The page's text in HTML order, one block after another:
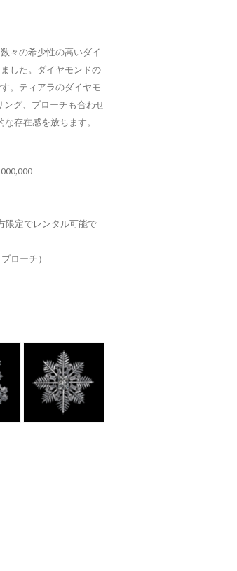
々の希少性の高いダイ
した。ダイヤモンドの
。ティアラのダイヤモ
ング、ブローチも合わせ
存在感を放ちます。
限定でレンタル可能で
ローチ）